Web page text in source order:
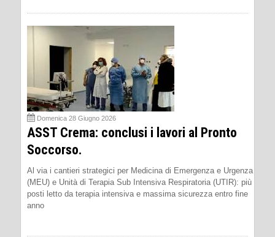
Domenica 28 Giugno 2026
ASST Crema: conclusi i lavori al Pronto
Soccorso.
Al via i cantieri strategici per Medicina di Emergenza e Urgenza
(MEU) e Unità di Terapia Sub Intensiva Respiratoria (UTIR): più
posti letto da terapia intensiva e massima sicurezza entro fine
anno